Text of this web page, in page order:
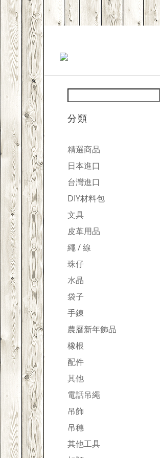
分類
精選商品
日本進口
台灣進口
DIY材料包
文具
皮革用品
繩 / 線
珠仔
水晶
袋子
手錬
農曆新年飾品
橡根
配件
其他
電話吊繩
吊飾
吊穗
其他工具